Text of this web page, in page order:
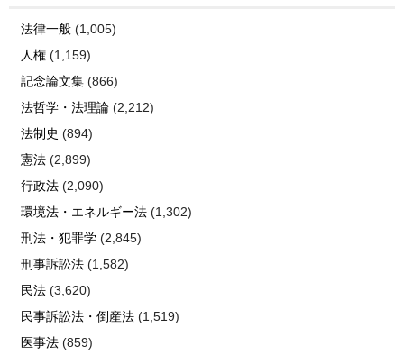
法律一般(1,005)
人権(1,159)
記念論文集(866)
法哲学・法理論(2,212)
法制史 (894)
憲法(2,899)
行政法(2,090)
環境法・エネルギー法(1,302)
刑法・犯罪学(2,845)
刑事訴訟法(1,582)
民法(3,620)
民事訴訟法・倒産法(1,519)
医事法(859)